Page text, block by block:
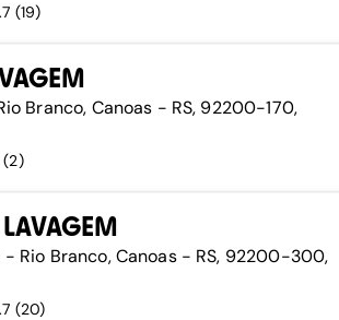
(19)
Branco, Canoas - RS, 92200-170,
(2)
- Rio Branco, Canoas - RS, 92200-300,
(20)